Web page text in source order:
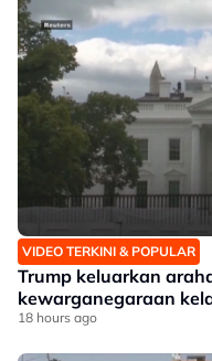
VIDEO TERKINI & POPULAR
Trump keluarkan
kewarganegaraan
18 hours ago